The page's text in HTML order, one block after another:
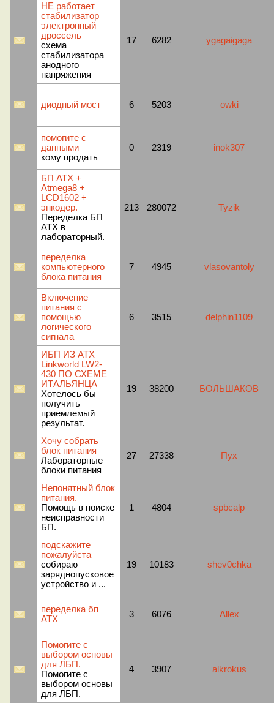
НЕ работает
стабилизатор
электронный
дроссель
схема
стабилизатора
анодного
напряжения
17 6282 ygagaigaga
диодный мост 6 5203 owki
помогите с
данными
кому продать
0 2319 inok307
БП АТХ +
Atmega8 +
LCD1602 +
энкодер.
Переделка БП
АТХ в
лабораторный.
213 280072 Tyzik
переделка
компьютерного
блока питания
7 4945 vlasovantoly
Включение
питания с
помощью
логического
сигнала
6 3515 delphin1109
ИБП ИЗ АТХ
Linkworld LW2-
430 ПО СХЕМЕ
ИТАЛЬЯНЦА
Хотелось бы
получить
приемлемый
результат.
19 38200 БОЛЬШАКОВ
Хочу собрать
блок питания
Лабораторные
блоки питания
27 27338 Пух
Непонятный блок
питания.
Помощь в поиске
неисправности
БП.
1 4804 spbcalp
подскажите
пожалуйста
собираю
заряднопусковое
устройство и ...
19 10183 shev0chka
переделка бп
АТХ
3 6076 Allex
Помогите с
выбором основы
для ЛБП.
Помогите с
выбором основы
для ЛБП.
4 3907 alkrokus